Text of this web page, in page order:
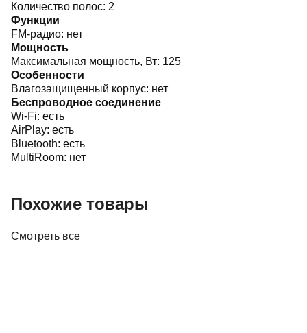
Количество полос: 2
Функции
FM-радио: нет
Мощность
Максимальная мощность, Вт: 125
Особенности
Влагозащищенный корпус: нет
Беспроводное соединение
Wi-Fi: есть
AirPlay: есть
Bluetooth: есть
MultiRoom: нет
Похожие товары
Смотреть все